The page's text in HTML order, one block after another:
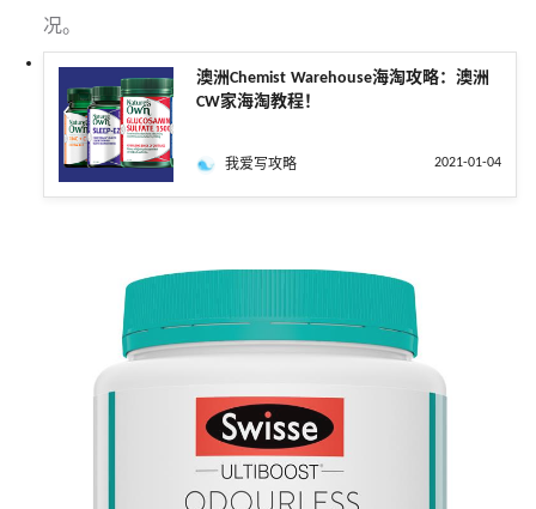
况。
澳洲Chemist Warehouse海淘攻略：澳洲
CW家海淘教程！
我爱写攻略 2021-01-04